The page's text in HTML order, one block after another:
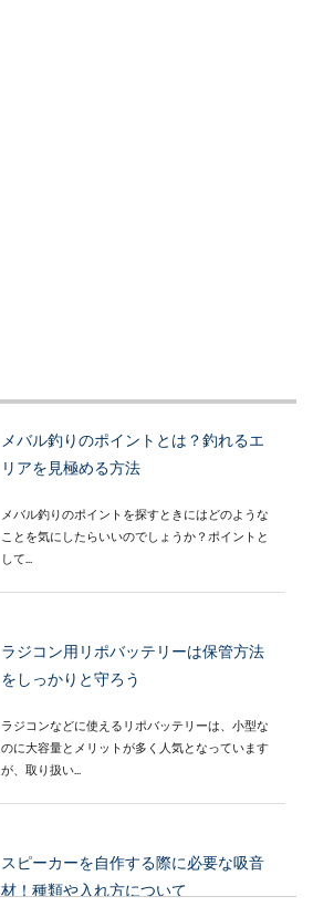
メバル釣りのポイントとは？釣れるエ
リアを見極める方法
メバル釣りのポイントを探すときにはどのような
ことを気にしたらいいのでしょうか？ポイントと
して...
ラジコン用リポバッテリーは保管方法
をしっかりと守ろう
ラジコンなどに使えるリポバッテリーは、小型な
のに大容量とメリットが多く人気となっています
が、取り扱い...
スピーカーを自作する際に必要な吸音
材！種類や入れ方について